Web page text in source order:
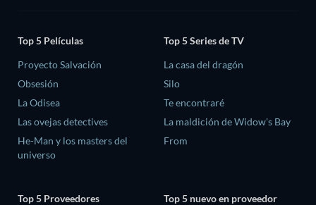
Top 5 Películas
Proyecto Salvación
Obsesión
La Odisea
Las ovejas detectives
He-Man y los masters del
universo
Top 5 Series de TV
La casa del dragón
Silo
Te encontraré
La maldición de Widow's Bay
From
Top 5 Proveedores
Top 5 nuevo en proveedor